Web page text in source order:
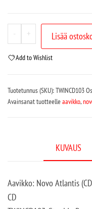
- + Lisää
Add to Wishlist
Tuotetunnus (SKU):TWINCD103
Avainsanat tuotteelleaavikko,
KUVAUS
Aavikko: Novo Atlantis
CD